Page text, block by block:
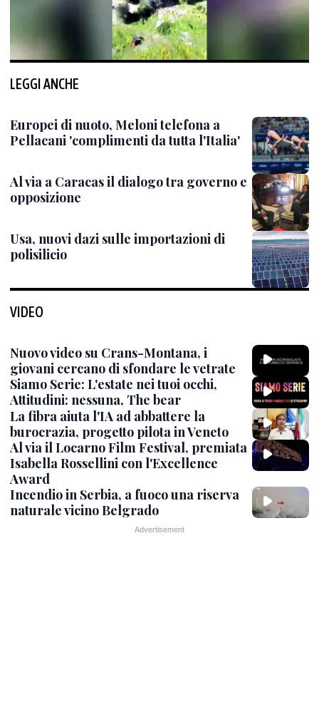
LEGGI ANCHE
Europei di nuoto, Meloni telefona a
Pellacani 'complimenti da tutta l'Italia'
Al via a Caracas il dialogo tra governo e
opposizione
Usa, nuovi dazi sulle importazioni di
polisilicio
VIDEO
Nuovo video su Crans-Montana, i
giovani cercano di sfondare le vetrate
Siamo Serie: L'estate nei tuoi occhi,
Attitudini: nessuna, The bear
La fibra aiuta l'IA ad abbattere la
burocrazia, progetto pilota in Veneto
Al via il Locarno Film Festival, premiata
Isabella Rossellini con l'Excellence
Award
Incendio in Serbia, a fuoco una riserva
naturale vicino Belgrado